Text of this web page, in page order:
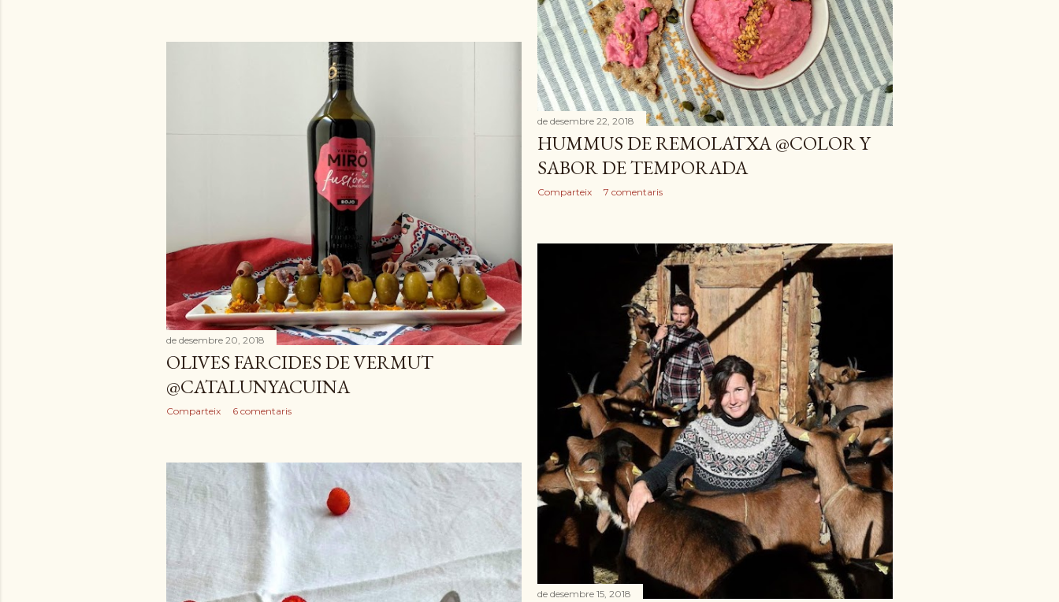
de desembre 22, 2018
HUMMUS DE REMOLATXA @COLOR Y
SABOR DE TEMPORADA
Comparteix 7 comentaris
de desembre 20, 2018
OLIVES FARCIDES DE VERMUT
@CATALUNYACUINA
Comparteix 6 comentaris
de desembre 15, 2018